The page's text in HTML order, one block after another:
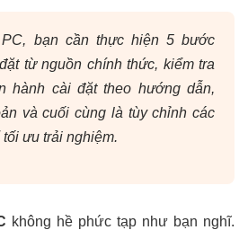
bạn cần thực hiện 5 bước
từ nguồn chính thức, kiểm tra
hành cài đặt theo hướng dẫn,
và cuối cùng là tùy chỉnh các
ưu trải nghiệm.
không hề phức tạp như bạn nghĩ.